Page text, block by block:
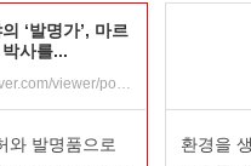
‘발명가’, 마르
사를...
https://m.post.naver.com/viewer/postView.nhn?volumeNo=22725123&memberNo=20717909&searchKeyword=%EC%97%AC%EC%84%B1%20%EB%B0%9C%EB%AA%85%EA%B0%80&searchRank=6
와 발명품으로
환경을